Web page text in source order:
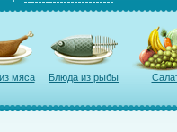
мяса Блюда из рыбы